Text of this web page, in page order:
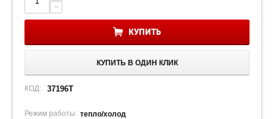
−
КУПИТЬ
КУПИТЬ В ОДИН КЛИК
КОД: 37196T
Режим работы: тепло/холод